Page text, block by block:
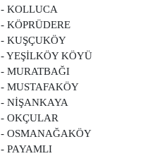
- KOLLUCA
- KÖPRÜDERE
- KUŞÇUKÖY
- YEŞİLKÖY KÖYÜ
- MURATBAĞI
- MUSTAFAKÖY
- NİŞANKAYA
- OKÇULAR
- OSMANAĞAKÖY
- PAYAMLI